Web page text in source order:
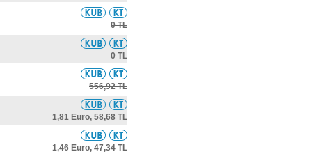
0 TL
0 TL
556,92 TL
1,81 Euro, 58,68 TL
1,46 Euro, 47,34 TL